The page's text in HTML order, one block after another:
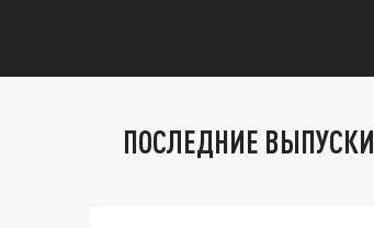
ПОСЛЕДНИЕ ВЫПУСКИ